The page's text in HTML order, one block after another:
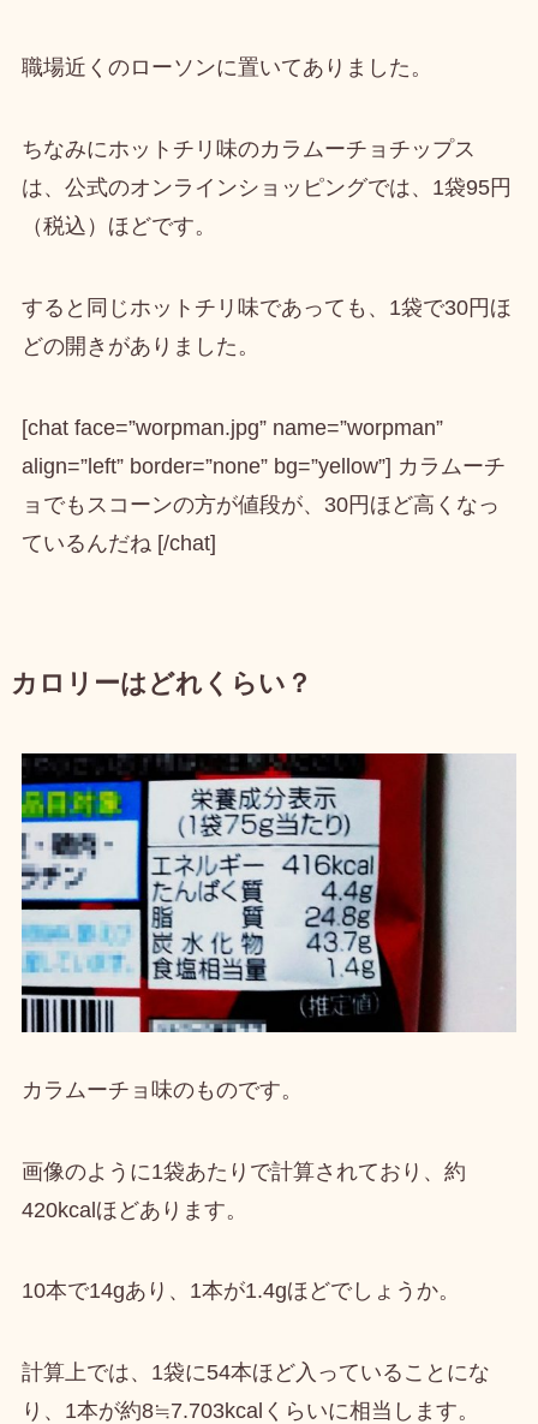
職場近くのローソンに置いてありました。
ちなみにホットチリ味のカラムーチョチップス
は、公式のオンラインショッピングでは、 1袋95円
（税込）ほどです。
すると 同じホットチリ味であっても、1袋で30円ほ
どの開き がありました。
[chat face=”worpman.jpg” name=”worpman”
align=”left” border=”none” bg=”yellow”] カラムーチ
ョでもスコーンの方が値段が、30円ほど高くなっ
ているんだね [/chat]
カロリーはどれくらい？
カラムーチョ味のものです。
画像のように1袋あたりで計算されており、 約
420kcalほどあります。
10本で14gあり、1本が1.4gほどでしょうか。
計算上では、 1袋に54本ほど入っている ことにな
り、 1本が約8≒7.703kcalくらいに相当 します。